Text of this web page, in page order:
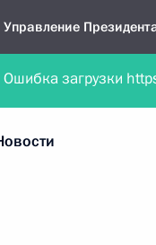
Управление
Обратиться в форме
Все новости
Ошибка загрузки